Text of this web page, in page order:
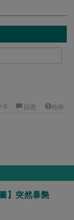
0 回應 檢舉
】突然暴斃